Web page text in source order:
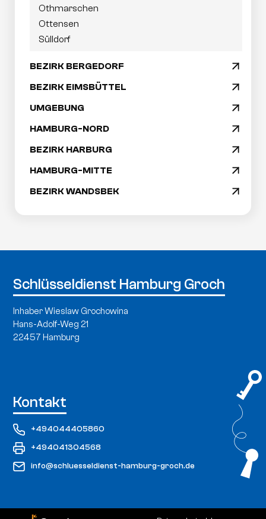
Othmarschen
Ottensen
Sülldorf
BEZIRK BERGEDORF arrow_drop_down
BEZIRK EIMSBÜTTEL arrow_drop_down
UMGEBUNG arrow_drop_down
HAMBURG-NORD arrow_drop_down
BEZIRK HARBURG arrow_drop_down
HAMBURG-MITTE arrow_drop_down
BEZIRK WANDSBEK arrow_drop_down
Schlüsseldienst Hamburg Groch
Inhaber Wieslaw Grochowina
Hans-Adolf-Weg 21
22457 Hamburg
Kontakt
+494044405860
+494041304568
info@schluesseldienst-hamburg-groch.de